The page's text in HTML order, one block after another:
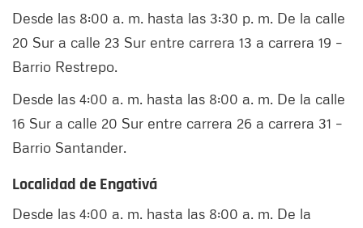
Desde las 8:00 a. m. hasta las 3:30 p. m. De la calle
20 Sur a calle 23 Sur entre carrera 13 a carrera 19 –
Barrio Restrepo.
Desde las 4:00 a. m. hasta las 8:00 a. m. De la calle
16 Sur a calle 20 Sur entre carrera 26 a carrera 31 –
Barrio Santander.
Localidad de Engativá
Desde las 4:00 a. m. hasta las 8:00 a. m. De la